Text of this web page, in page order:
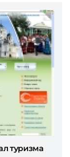
туризма